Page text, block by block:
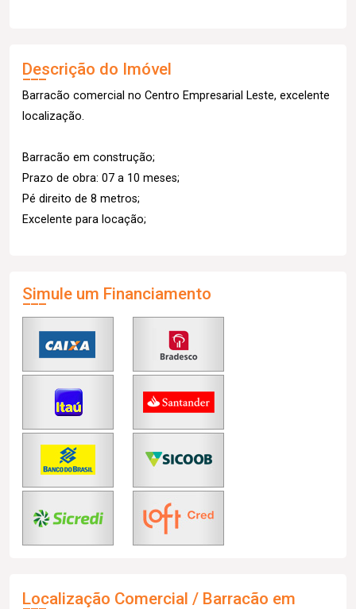
Descrição do Imóvel
Barracão comercial no Centro Empresarial Leste, excelente
localização.
Barracão em construção;
Prazo de obra: 07 a 10 meses;
Pé direito de 8 metros;
Excelente para locação;
Simule um Financiamento
Localização Comercial / Barracão em